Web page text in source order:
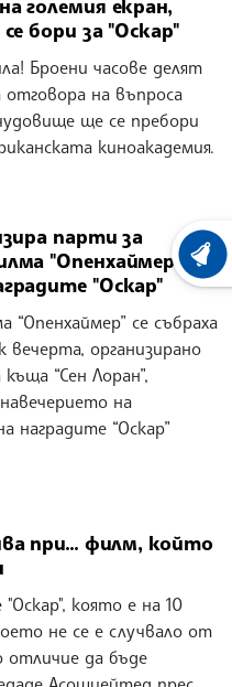
големия екран,
бори за "Оскар"
Броени часове делят
на въпроса
ще се пребори
киноакадемия.
парти за
"Опенхаймер"
"Оскар"
се събраха
организирано
“Сен Лоран”,
на
наградите “Оскар”
при... филм, който
която е на 10
не се е случвало от
отличие да бъде